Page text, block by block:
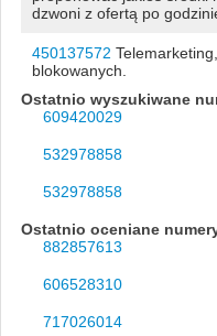
dzwoni z ofertą po
450137572
blokowanych.
Ostatnio wyszukiwane
609420029
532978858
532978858
Ostatnio oceniane
882857613
606528310
717026014